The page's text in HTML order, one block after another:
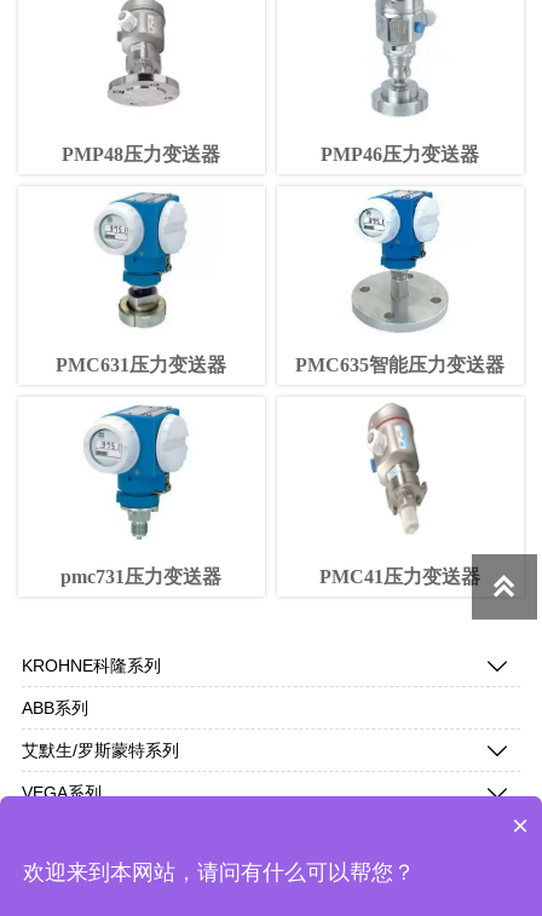
PMP48压力变送器 PMP46压力变送器
PMC631压力变送器 PMC635智能压力变送器
pmc731压力变送器 PMC41压力变送器
KROHNE科隆系列 
ABB系列
艾默生/罗斯蒙特系列 
VEGA系列 
E+H系列

×
欢迎来到本网站，请问有什么可以帮您？